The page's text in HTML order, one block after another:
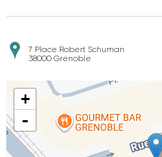
7 Place Robert Schuman
38000 Grenoble
+
-